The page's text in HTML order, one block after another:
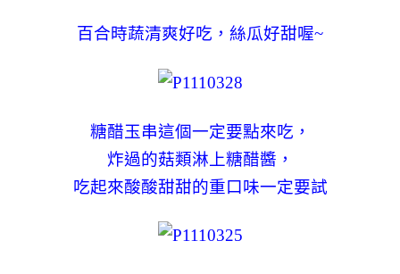
百合時蔬清爽好吃，絲瓜好甜喔~
糖醋玉串這個一定要點來吃，
炸過的菇類淋上糖醋醬，
吃起來酸酸甜甜的重口味一定要試